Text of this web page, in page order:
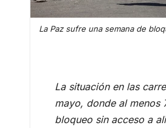
La Paz sufre una semana de
La situación en las
mayo, donde al menos
bloqueo sin acceso a